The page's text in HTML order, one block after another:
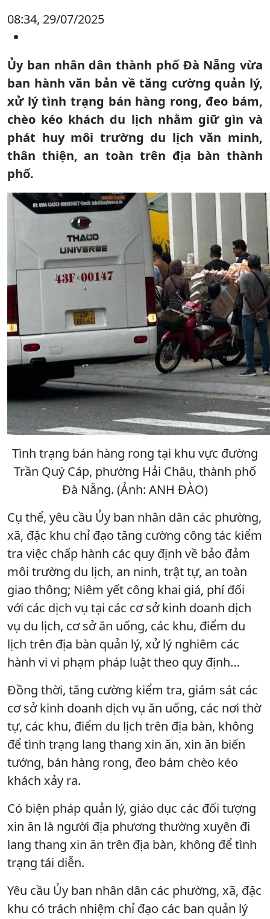
08:34, 29/07/2025
Ủy ban nhân dân thành phố Đà Nẵng vừa
ban hành văn bản về tăng cường quản lý,
xử lý tình trạng bán hàng rong, đeo bám,
chèo kéo khách du lịch nhằm giữ gìn và
phát huy môi trường du lịch văn minh,
thân thiện, an toàn trên địa bàn thành
phố.
Tình trạng bán hàng rong tại khu vực đường
Trần Quý Cáp, phường Hải Châu, thành phố
Đà Nẵng. (Ảnh: ANH ĐÀO)
Cụ thể, yêu cầu Ủy ban nhân dân các phường,
xã, đặc khu chỉ đạo tăng cường công tác kiểm
tra việc chấp hành các quy định về bảo đảm
môi trường du lịch, an ninh, trật tự, an toàn
giao thông; Niêm yết công khai giá, phí đối
với các dịch vụ tại các cơ sở kinh doanh dịch
vụ du lịch, cơ sở ăn uống, các khu, điểm du
lịch trên địa bàn quản lý, xử lý nghiêm các
hành vi vi phạm pháp luật theo quy định…
Đồng thời, tăng cường kiểm tra, giám sát các
cơ sở kinh doanh dịch vụ ăn uống, các nơi thờ
tự, các khu, điểm du lịch trên địa bàn, không
để tình trạng lang thang xin ăn, xin ăn biến
tướng, bán hàng rong, đeo bám chèo kéo
khách xảy ra.
Có biện pháp quản lý, giáo dục các đối tượng
xin ăn là người địa phương thường xuyên đi
lang thang xin ăn trên địa bàn, không để tình
trạng tái diễn.
Yêu cầu Ủy ban nhân dân các phường, xã, đặc
khu có trách nhiệm chỉ đạo các ban quản lý